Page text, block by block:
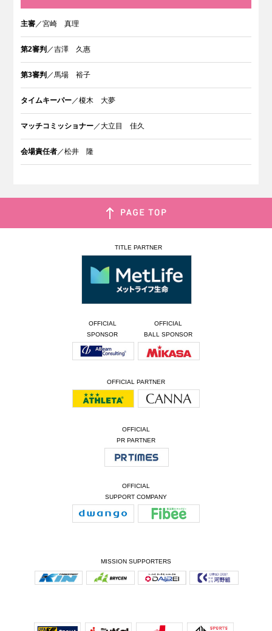
主審 ／宮崎 真理
第2審判 ／吉澤 久惠
第3審判 ／馬場 裕子
タイムキーパー ／榎木 大夢
マッチコミッショナー ／大立目 佳久
会場責任者 ／松井 隆
TITLE PARTNER
OFFICIAL
SPONSOR
OFFICIAL
BALL SPONSOR
OFFICIAL PARTNER
OFFICIAL
PR PARTNER
OFFICIAL
SUPPORT COMPANY
MISSION SUPPORTERS